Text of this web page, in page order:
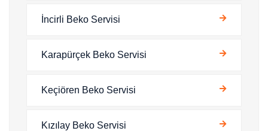
İncirli Beko Servisi
Karapürçek Beko Servisi
Keçiören Beko Servisi
Kızılay Beko Servisi